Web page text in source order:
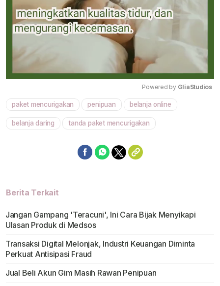
Powered by GliaStudios
paket mencurigakan penipuan belanja online
belanja daring tanda paket mencurigakan
Berita Terkait
Jangan Gampang 'Teracuni', Ini Cara Bijak Menyikapi
Ulasan Produk di Medsos
Transaksi Digital Melonjak, Industri Keuangan Diminta
Perkuat Antisipasi Fraud
Jual Beli Akun Gim Masih Rawan Penipuan